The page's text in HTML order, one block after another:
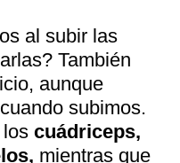
al subir las
También
aunque
subimos.
cuádriceps,
mientras que